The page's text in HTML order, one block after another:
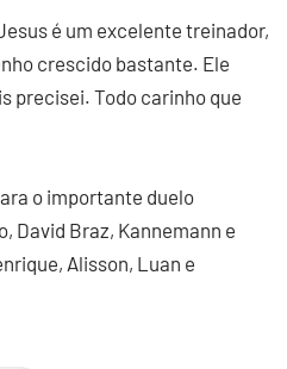
é um excelente treinador,
crescido bastante. Ele
precisei. Todo carinho que
o importante duelo
David Braz, Kannemann e
Alisson, Luan e